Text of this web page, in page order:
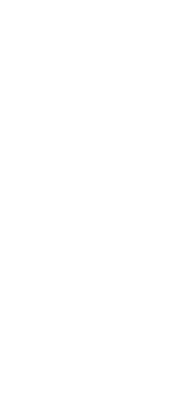
の
in Master-
ない場合の回避
値をキャプチャ
ために分析スナ
プ & トレーニ
:
ティング」